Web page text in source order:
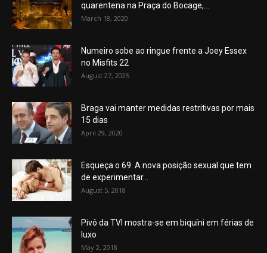
quarentena na Praça do Bocage,...
March 18, 2020
Numeiro sobe ao ringue frente a Joey Essex
no Misfits 22
August 27, 2025
Braga vai manter medidas restritivas por mais
15 dias
April 29, 2020
Esqueça o 69. A nova posição sexual que tem
de experimentar...
August 5, 2018
Pivô da TVI mostra-se em biquíni em férias de
luxo
May 2, 2018